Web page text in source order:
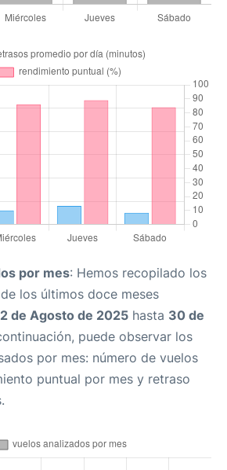
por mes: Hemos recopilado los
los últimos doce meses
de Agosto de 2025 hasta 30 de
puede observar los
por mes: número de vuelos
puntual por mes y retraso